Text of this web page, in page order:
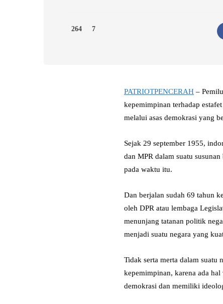
264 7
PATRIOTPENCERAH –
kepemimpinan terhadap
melalui asas demokrasi yang
Sejak 29 september 1955,
dan MPR dalam suatu
pada waktu itu.
Dan berjalan sudah 69 tahun
oleh DPR atau lembaga
menunjang tatanan politik
menjadi suatu negara yang
Tidak serta merta dalam suatu
kepemimpinan, karena ada
demokrasi dan memiliki